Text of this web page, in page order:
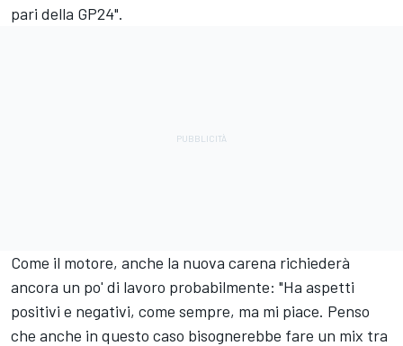
pari della GP24".
Come il motore, anche la nuova carena richiederà
ancora un po' di lavoro probabilmente: "Ha aspetti
positivi e negativi, come sempre, ma mi piace. Penso
che anche in questo caso bisognerebbe fare un mix tra